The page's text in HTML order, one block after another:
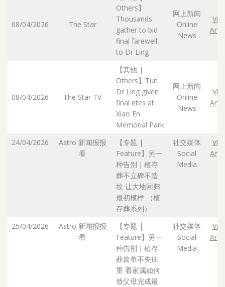
08/04/2026 The Star
Others】
Thousands
gather to bid
final farewell
to Dr Ling
网上新闻
Online
News
08/04/2026 The Star TV
【其他 |
Others】Tun
Dr Ling given
final rites at
Xiao En
Memorial Park
网上新闻
Online
News
24/04/2026
Astro 新闻报报
看
【专题 |
Feature】另一
种告别｜植存
葬不立碑不造
坟 让大地回归
最初模样 （植
存葬系列）
社交媒体
Social
Media
25/04/2026
Astro 新闻报报
看
【专题 |
Feature】另一
种告别｜植存
葬简单不失庄
重 看家属如何
替父母完成最
社交媒体
Social
Media